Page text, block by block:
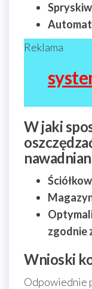
Reklama
W jaki
zgodnie
Wnioski
Odpowiednie